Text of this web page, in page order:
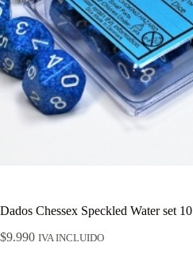
Dados Chessex Speckled Water set 10
$9.990 IVA INCLUIDO